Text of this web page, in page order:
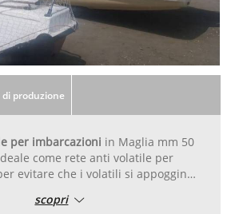
di produzione
per imbarcazioni in Maglia mm 50
come rete anti volatile per
evitare che i volatili si appoggino
piombata cucita su tutto il
scopri